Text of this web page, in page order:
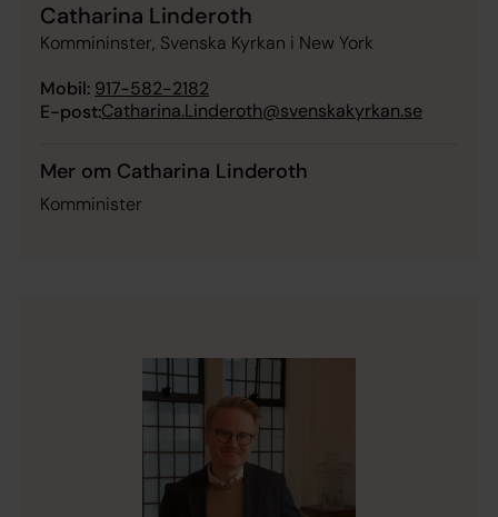
Catharina Linderoth
Kommininster, Svenska Kyrkan i New York
Mobil: 917-582-2182
E-post:Catharina.Linderoth@svenskakyrkan.se
Mer om Catharina Linderoth
Komminister